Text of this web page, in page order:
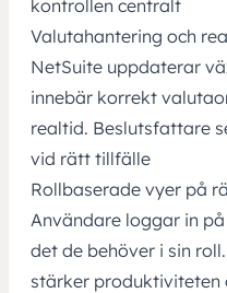
kontrollen centralt
Valutahantering och
NetSuite uppdaterar
innebär korrekt
realtid. Beslutsfattare
vid rätt tillfälle
Rollbaserade vyer på
Användare loggar in
det de behöver i sin
stärker produktiviteten